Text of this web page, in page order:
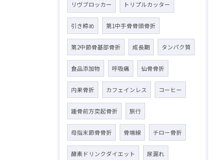
リヴブロッカー トリプルカッター
引き締め 第1中手骨骨頭骨折
第2中節骨基部骨折 成長期 タンパク質
食品添加物 呼吸痛 仙骨骨折
内果骨折 カフェインレス コーヒー
踵骨前方突起骨折 旅行
母指末節骨骨折 骨端線 チロー骨折
酵素ドリンクダイエット 尿漏れ